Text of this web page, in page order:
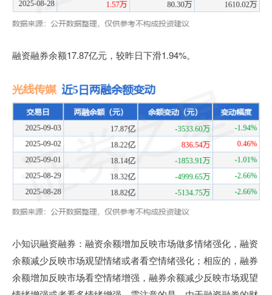
融资融券余额17.87亿元，较昨日下滑1.94%。
小知识融资融券：融资余额增加反映市场做多情绪强化，融资
余额减少反映市场观望情绪或者看空情绪强化；相应的，融券
余额增加反映市场看空情绪增强，融券余额减少反映市场观望